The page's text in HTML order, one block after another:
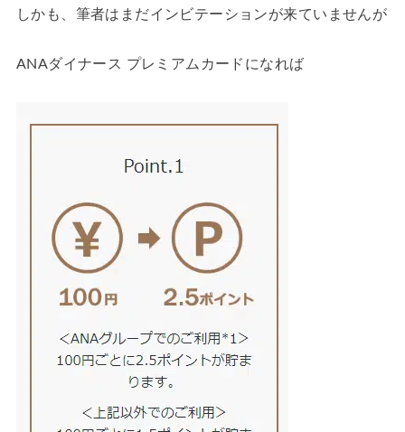
しかも、筆者はまだインビテーションが来ていませんが
ANAダイナース プレミアムカードになれば